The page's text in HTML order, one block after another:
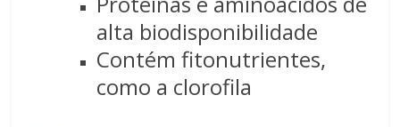
alta biodisponibilidade
Contém fitonutrientes,
como a clorofila